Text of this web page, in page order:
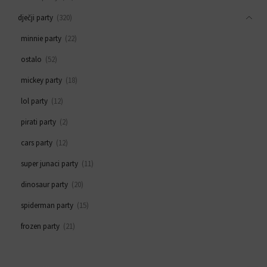
dječji party (320)
minnie party (22)
ostalo (52)
mickey party (18)
lol party (12)
pirati party (2)
cars party (12)
super junaci party (11)
dinosaur party (20)
spiderman party (15)
frozen party (21)